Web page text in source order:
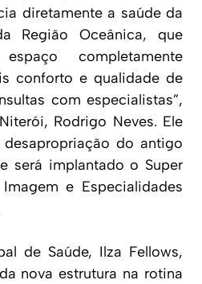
diretamente a saúde da
Região Oceânica, que
completamente
conforto e qualidade de
com especialistas”,
Rodrigo Neves. Ele
do antigo
será implantado o Super
e Especialidades
de Saúde, Ilza Fellows,
nova estrutura na rotina